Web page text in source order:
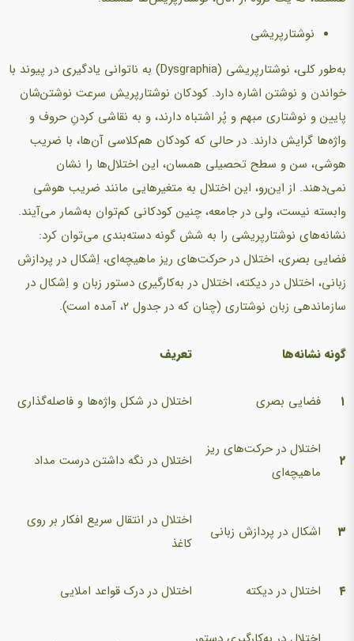
نوشتارپریشی
به‌طور کلی، نوشتارپریشی (Dysgraphia) به ناتوانی یادگیری در پیوند با
خواندن و نوشتن اشاره دارد. کودکان نوشتارپریش سرعت نوشتن‌شان
پایین و نوشتاری مبهم و پُر اشتباه دارند، و به نقاشی کردنِ حروف و
واژه‌ها گرایش دارند. در حالی که کودکان هم‌کلاسی آن‌ها، با ضریب
هوشی، سن و سطح تحصیلی همسان، این اختلال‌ها را نشان
نمی‌دهند. از این‌رو، این اختلال به متغیرهایی مانند ضریب هوشی
وابسته نیست، ولی در جامعه، چنین کودکانی کم‌توان به‌شمار می‌آیند.
نشانه‌های نوشتارپریشی را به شش گونه دسته‌بندی می‌توان کرد:
فضایی بصری، اختلال در حرکت‌های ریز ماهیچه‌ای، اِشکال در پردازش
زبانی، اختلال در دیکته، اختلال در به‌کارگیری دستور زبان و اِشکال در
سازماندهی زبان نوشتاری (چنان که در جدول ۲، آمده است).
گونه نشانه‌ها تعریف
۱ فضایی بصری اختلال در شکل واژه‌ها و فاصله‌گذاری
۲
اختلال در حرکت‌های ریز
ماهیچه‌ای
اختلال در نگه داشتن درست مداد
۳ اشکال در پردازش زبانی
اختلال در انتقال سریع افکار بر روی
کاغذ
۴ اختلال در دیکته اختلال در درک قواعد املایی